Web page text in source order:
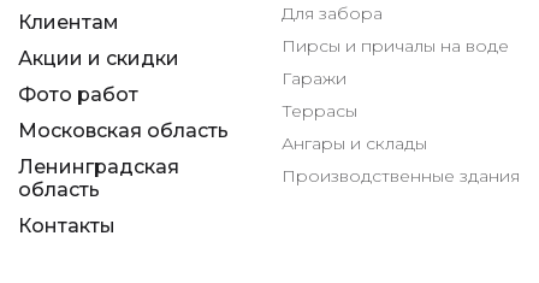
Клиентам
Акции и скидки
Фото работ
Московская область
Ленинградская
область
Контакты
Для забора
Пирсы и причалы на воде
Гаражи
Террасы
Ангары и склады
Производственные здания